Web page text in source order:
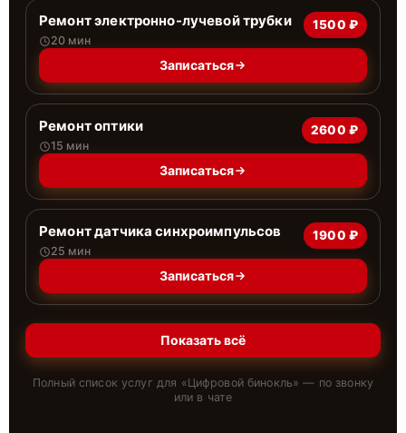
Ремонт электронно-лучевой трубки
20 мин
1500 ₽
Записаться
Ремонт оптики
15 мин
2600 ₽
Записаться
Ремонт датчика синхроимпульсов
25 мин
1900 ₽
Записаться
Показать всё
Полный список услуг для «Цифровой бинокль» — по звонку
или в чате